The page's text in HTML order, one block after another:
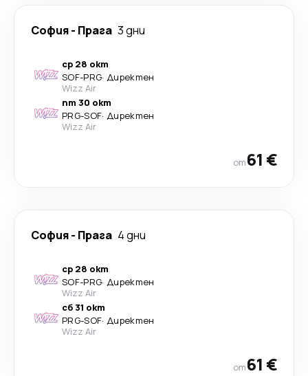
София- Прага 3 дни
ср 28 окт
SOF-PRG· Директен
Wizz Air
пт 30 окт
PRG-SOF· Директен
Wizz Air
от61 €
София- Прага 4 дни
ср 28 окт
SOF-PRG· Директен
Wizz Air
сб 31 окт
PRG-SOF· Директен
Wizz Air
от61 €